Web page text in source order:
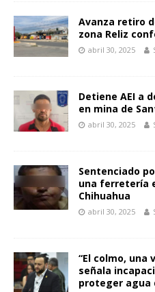
Avanza retiro
zona Reliz
abril 30, 2025
Detiene AEI a
en mina de
abril 30, 2025
Sentenciado
una ferretería
Chihuahua
abril 30, 2025
“El colmo, una
señala
proteger agua